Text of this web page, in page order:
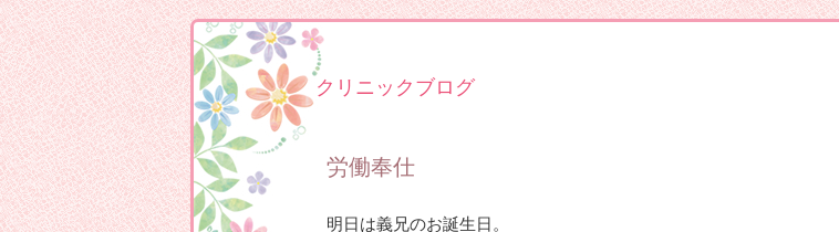
クリニックブログ
労働奉仕
明日は義兄のお誕生日。